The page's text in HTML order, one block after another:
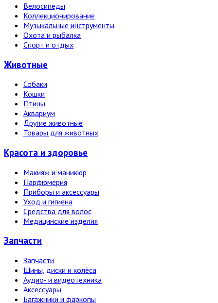
Велосипеды
Коллекционирование
Музыкальные инструменты
Охота и рыбалка
Спорт и отдых
Животные
Собаки
Кошки
Птицы
Аквариум
Другие животные
Товары для животных
Красота и здоровье
Макияж и маникюр
Парфюмерия
Приборы и аксессуары
Уход и гигиена
Средства для волос
Медицинские изделия
Запчасти
Запчасти
Шины, диски и колёса
Аудио- и видеотехника
Аксессуары
Багажники и фаркопы